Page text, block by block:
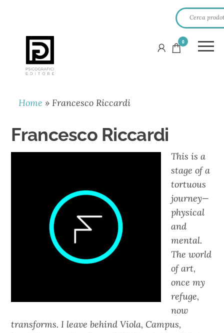
PSICOGRAFICI
EDITORE
0
Home »Francesco Riccardi
Francesco Riccardi
This is a
stage of a
tortuous
journey—
physical
and
mental.
The world
of art,
once my
refuge,
now
transforms. I leave behind Viola, Campus,